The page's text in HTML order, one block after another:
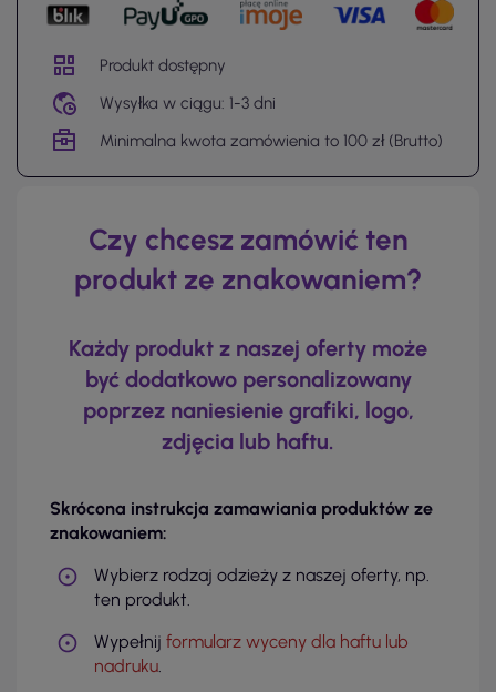
Produkt dostępny
Wysyłka w ciągu: 1-3 dni
Minimalna kwota zamówienia to 100 zł (Brutto)
Czy chcesz zamówić ten
produkt ze znakowaniem?
Każdy produkt z naszej oferty może
być dodatkowo personalizowany
poprzez naniesienie grafiki, logo,
zdjęcia lub haftu.
Skrócona instrukcja zamawiania produktów ze
znakowaniem:
Wybierz rodzaj odzieży z naszej oferty, np.
ten produkt.
Wypełnij formularz wyceny dla haftu lub
nadruku.